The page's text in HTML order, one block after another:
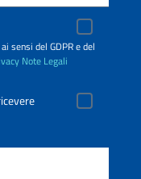
sensi del GDPR e del
Note Legali